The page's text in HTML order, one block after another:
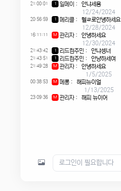
21:00:01 1 일메이 :
안냐세용
12/24/2024
20:56:59 1 메리클:
헬ㄹ로안녕하세요
12/28/2024
16:11:11 M 관리자:
안녕하세요
12/30/2024
21:43:42 1 리드컴주민 : 안냐셍너
21:43:51 1 리드컴주민 : 안냥하세여
21:49:28 M 관리자:
안녕하세요
1/5/2025
00:38:53 M 메롱:
해피뉴이얼
1/13/2025
23:09:36 M 관리자: 해피 뉴이어